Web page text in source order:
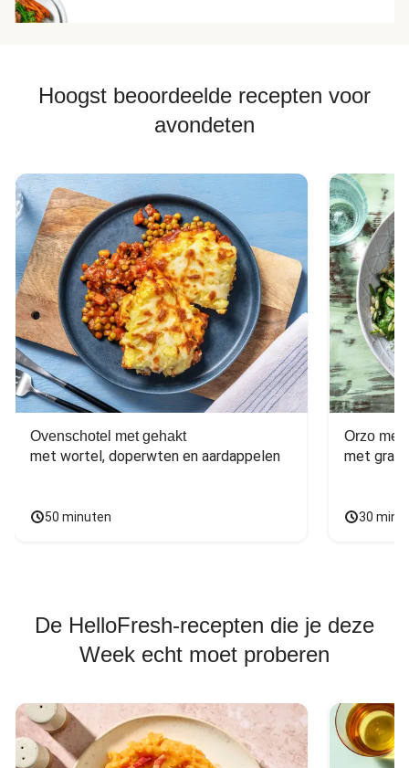
Hoogst beoordeelde recepten voor
avondeten
Ovenschotel met gehakt
met wortel, doperwten en aardappelen
50 minuten
Orzo met
met
30
De HelloFresh-recepten die je deze
Week echt moet proberen